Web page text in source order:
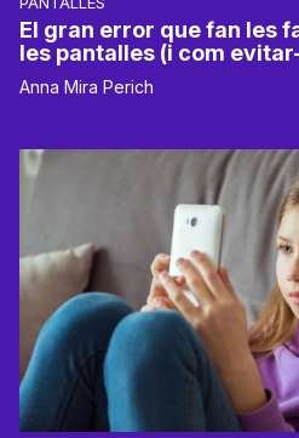
El gran error que fan les
les pantalles (i com
Anna Mira Perich